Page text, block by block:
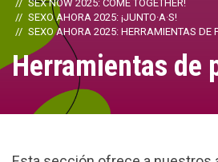
SEX NOW 2025: COME TOGETHER!
SEXO AHORA 2025: ¡JUNTO·A·S!
SEXO AHORA 2025: HERRAMIENTAS DE
Herramientas de